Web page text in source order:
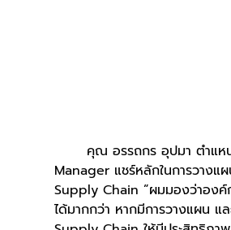
Manager แชร์หลักในการวางแ
Supply Chain ”ผมมองว่าองค์
ได้มากกว่า หากมีการวางแผน แ